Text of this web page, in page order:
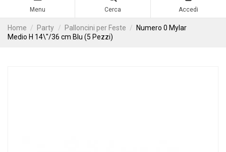
Menu Cerca Accedi
Home Party Palloncini per Feste
Numero 0 Mylar
Medio H 14\"/36 cm Blu (5 Pezzi)